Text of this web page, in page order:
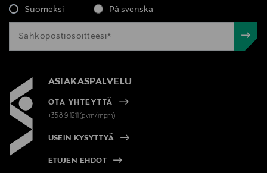
Suomeksi På svenska
ASIAKASPALVELU
OTA YHTEYTTÄ
+358 9 1211(pvm/mpm)
USEIN KYSYTTYÄ
ETUJEN EHDOT